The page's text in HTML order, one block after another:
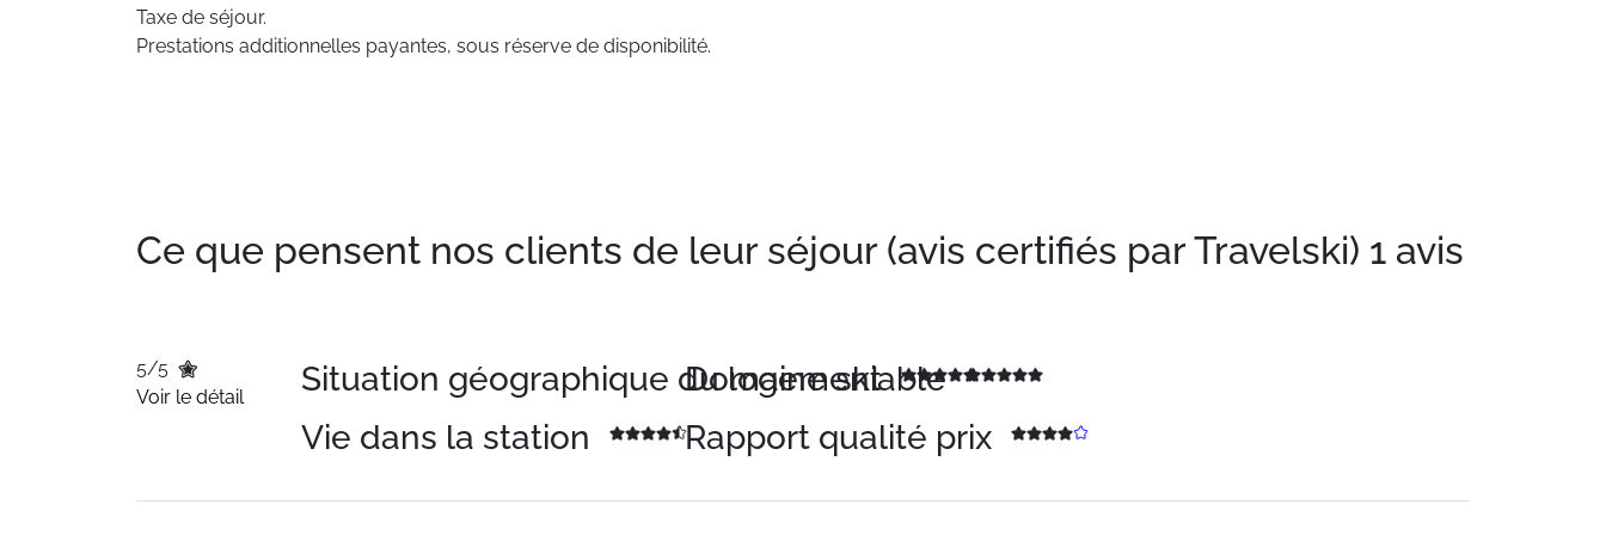
Taxe de séjour.
Prestations additionnelles payantes, sous réserve de disponibilité.
Ce que pensent nos clients de leur séjour (avis certifiés par Travelski) 1 avis
5/5
Voir le détail
Situation géographique du logement
Domaine skiable
Vie dans la station
Rapport qualité prix